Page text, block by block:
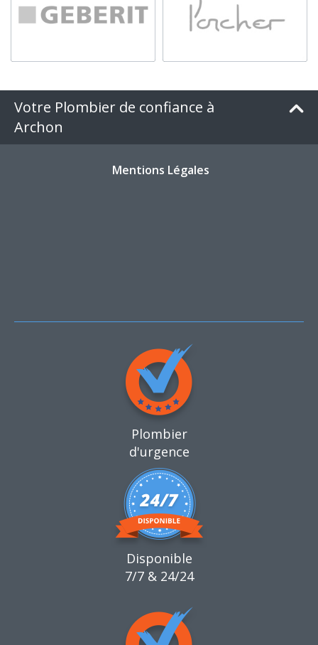
Votre Plombier de confiance à
Archon
Mentions Légales
Plombier
d'urgence
Disponible
7/7 & 24/24